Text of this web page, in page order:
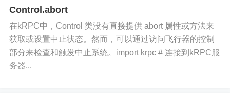
Control.abort
在kRPC中，Control 类没有直接提供 abort 属性或方法来
获取或设置中止状态。然而，可以通过访问飞行器的控制
部分来检查和触发中止系统。import krpc # 连接到kRPC服
务器...